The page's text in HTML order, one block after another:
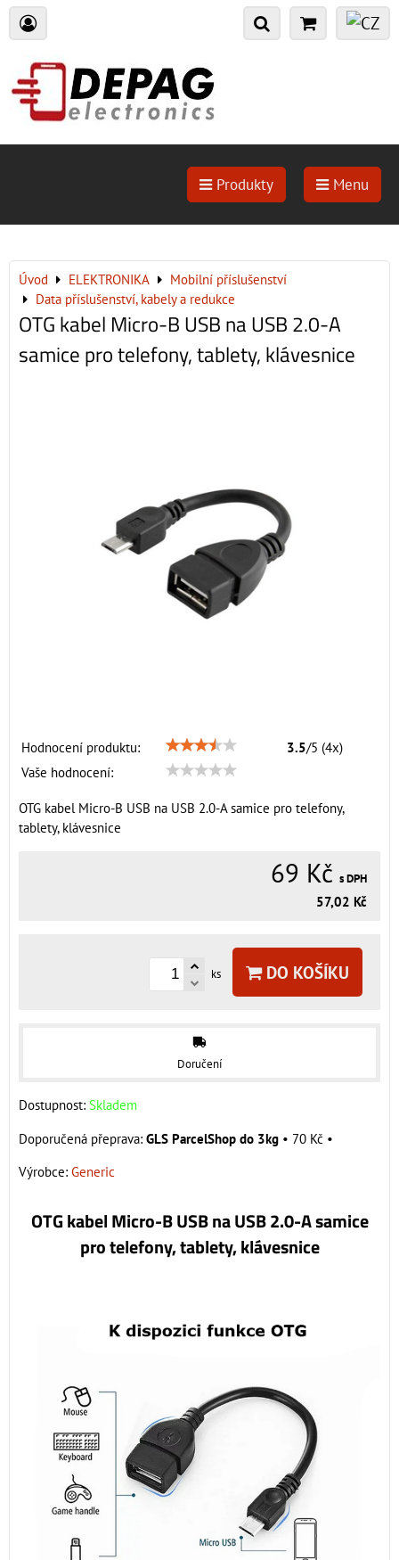
Produkty Menu
Úvod ELEKTRONIKA
Mobilní příslušenství
Data příslušenství, kabely a redukce
OTG kabel Micro-B USB na USB 2.0-A
samice pro telefony, tablety, klávesnice
Hodnocení produktu: 3.5/5 (4x)
Vaše hodnocení:
OTG kabel Micro-B USB na USB 2.0-A samice pro telefony,
tablety, klávesnice
69 Kč s DPH
57,02 Kč
ks DO KOŠÍKU
Doručení
Dostupnost: Skladem
GLS ParcelShop do 3kg • 70 Kč •
Výrobce: Generic
OTG kabel Micro-B USB na USB 2.0-A samice
pro telefony, tablety, klávesnice